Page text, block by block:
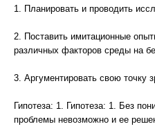
1. Планировать и проводить
2. Поставить имитационные
различных факторов среды на
3. Аргументировать свою точку
Гипотеза: 1. Гипотеза: 1. Без
проблемы невозможно и ее